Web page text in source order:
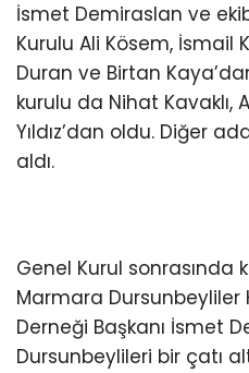
İsmet Demiraslan ve
Kurulu Ali Kösem, İsmail
Duran ve Birtan
kurulu da Nihat Kavaklı,
Yıldız’dan oldu. Diğer
aldı.
Genel Kurul sonrasında
Marmara Dursunbeyliler
Derneği Başkanı İsmet
Dursunbeylileri bir çatı